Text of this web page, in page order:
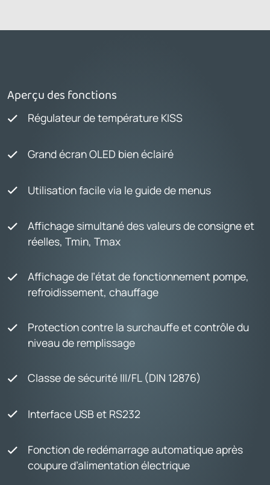
Aperçu des fonctions
Régulateur de température KISS
Grand écran OLED bien éclairé
Utilisation facile via le guide de menus
Affichage simultané des valeurs de consigne et
réelles, Tmin, Tmax
Affichage de l’état de fonctionnement pompe,
refroidissement, chauffage
Protection contre la surchauffe et contrôle du
niveau de remplissage
Classe de sécurité III/FL (DIN 12876)
Interface USB et RS232
Fonction de redémarrage automatique après
coupure d’alimentation électrique